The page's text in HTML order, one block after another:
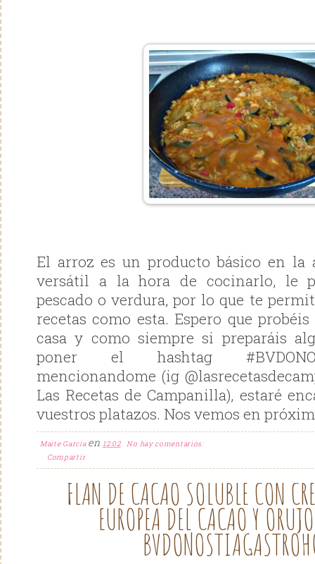
El arroz es un producto básico en
versátil a la hora de cocinarlo, le
pescado o verdura, por lo que te
recetas como esta. Espero que
casa y como siempre si preparáis
poner el hashtag
mencionandome (ig
Las Recetas de Campanilla), estaré
vuestros platazos. Nos vemos en
Maite Garcia en12:02
No hay comentarios:
Compartir
FLAN DE CACAO SOLUBLE CON
EUROPEA DEL CACAO Y